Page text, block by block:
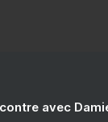
avec